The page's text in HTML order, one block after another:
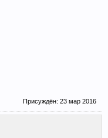
Присуждён: 23 мар 2016